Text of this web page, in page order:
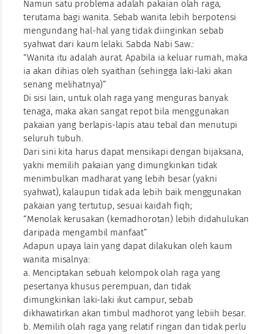
Namun satu problema adalah pakaian olah raga,
terutama bagi wanita. Sebab wanita lebih berpotensi
mengundang hal-hal yang tidak diinginkan sebab
syahwat dari kaum lelaki. Sabda Nabi Saw.:
“Wanita itu adalah aurat. Apabila ia keluar rumah, maka
ia akan dihias oleh syaithan (sehingga laki-laki akan
senang melihatnya)”
Di sisi lain, untuk olah raga yang menguras banyak
tenaga, maka akan sangat repot bila menggunakan
pakaian yang berlapis-lapis atau tebal dan menutupi
seluruh tubuh.
Dari sini kita harus dapat mensikapi dengan bijaksana,
yakni memilih pakaian yang dimungkinkan tidak
menimbulkan madharat yang lebih besar (yakni
syahwat), kalaupun tidak ada lebih baik menggunakan
pakaian yang tertutup, sesuai kaidah fiqh;
“Menolak kerusakan (kemadhorotan) lebih didahulukan
daripada mengambil manfaat”
Adapun upaya lain yang dapat dilakukan oleh kaum
wanita misalnya:
a. Menciptakan sebuah kelompok olah raga yang
pesertanya khusus perempuan, dan tidak
dimungkinkan laki-laki ikut campur, sebab
dikhawatirkan akan timbul madhorot yang lebiih besar.
b. Memilih olah raga yang relatif ringan dan tidak perlu